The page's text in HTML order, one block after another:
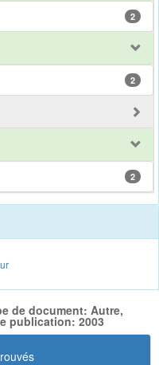
2
2
2
de document: Autre,
publication: 2003